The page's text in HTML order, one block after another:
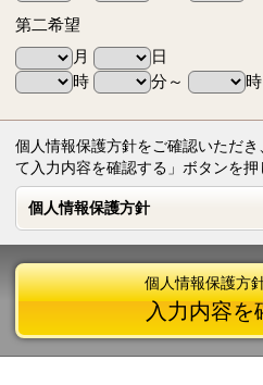
第二希望
月
日
時
分～ 時
個人情報保護方針をご確認いただ
て入力内容を確認する」ボタンを押
個人情報保護方針
個人情報保護方針
個人情報保護方
入力内容を